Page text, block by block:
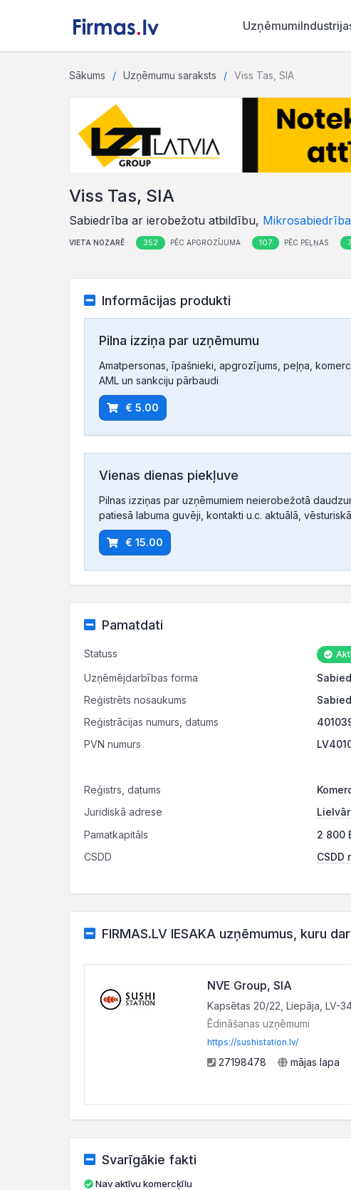
Uzņēmumi
Sākums Uzņēmumu saraksts Viss Tas, SIA
Viss Tas, SIA
Sabiedrība ar ierobežotu atbildību, Mikrosabiedrība
VIETA NOZARĒ 352 PĒC APGROZĪJUMA 107 PĒC PEĻŅAS
Informācijas produkti
Pilna izziņa par uzņēmumu
Amatpersonas, īpašnieki, apgrozījums, peļņa,
AML un sankciju pārbaudi
€ 5.00
Vienas dienas piekļuve
Pilnas izziņas par uzņēmumiem neierobežotā
patiesā labuma guvēji, kontakti u.c. aktuālā,
€ 15.00
Pamatdati
Statuss
Uzņēmējdarbības forma
Reģistrēts nosaukums
Reģistrācijas numurs, datums
PVN numurs
Reģistrs, datums
Juridiskā adrese
Pamatkapitāls
2 800
CSDD
FIRMAS.LV IESAKA uzņēmumus, kuru
NVE Group, SIA
Kapsētas 20/22, Liepāja, LV-
Ēdināšanas uzņēmumi
https://sushistation.lv/
27198478 mājas lapa
Svarīgākie fakti
Nav aktīvu komercķīlu